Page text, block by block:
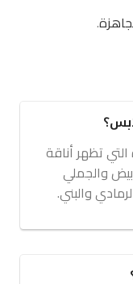
.
تظهر أناقة
والجملي
والبني.